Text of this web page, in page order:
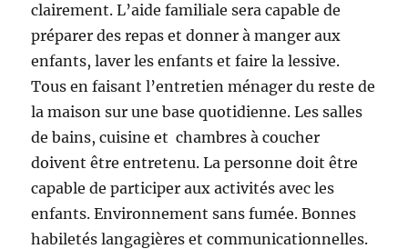
clairement. L’aide familiale sera capable de
préparer des repas et donner à manger aux
enfants, laver les enfants et faire la lessive.
Tous en faisant l’entretien ménager du reste de
la maison sur une base quotidienne. Les salles
de bains, cuisine et chambres à coucher
doivent être entretenu. La personne doit être
capable de participer aux activités avec les
enfants. Environnement sans fumée. Bonnes
habiletés langagières et communicationnelles.